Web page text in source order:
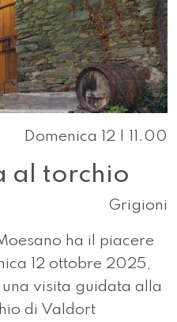
Domenica 12 | 11.00
al torchio
Grigioni
ha il piacere
12 ottobre 2025,
visita guidata alla
di Valdort